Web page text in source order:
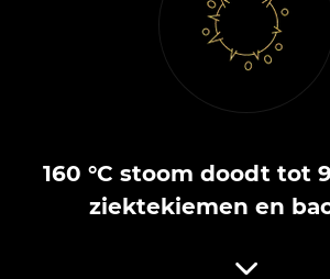
160 °C stoom doodt tot
ziektekiemen en